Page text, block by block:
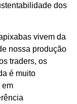
dos
vivem da
nossa produção
traders, os
é muito
em